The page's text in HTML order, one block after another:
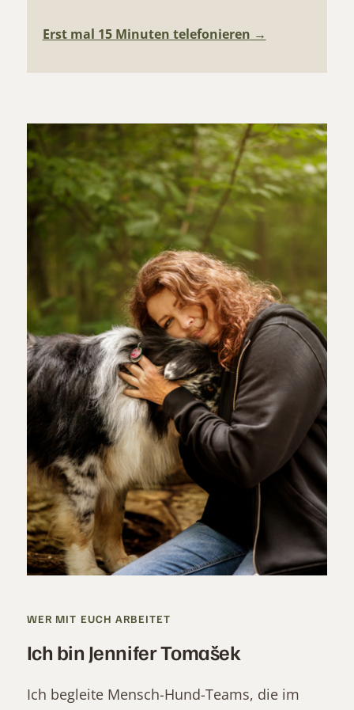
Erst mal 15 Minuten telefonieren
WER MIT EUCH ARBEITET
Ich bin Jennifer Tomašek
Ich begleite Mensch-Hund-Teams, die im